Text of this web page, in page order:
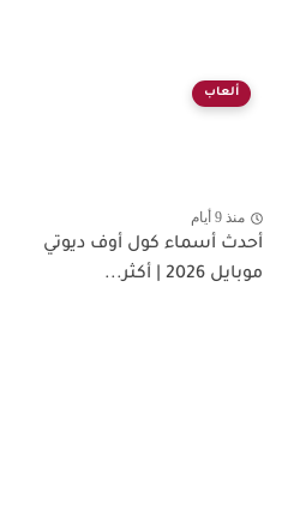
ألعاب
منذ 9 أيام
أحدث أسماء كول أوف ديوتي
موبايل 2026 | أكثر...